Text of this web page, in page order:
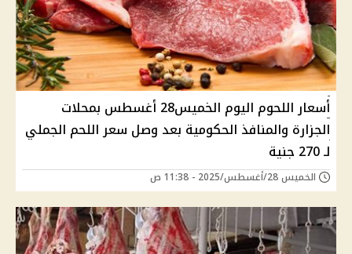
أسعار اللحوم اليوم الخميس28 أغسطس بمحلات
الجزارة والمنافذ الحكومية بعد وصل سعر اللحم الجملي
لـ 270 جنية
الخميس 28/أغسطس/2025 - 11:38 ص